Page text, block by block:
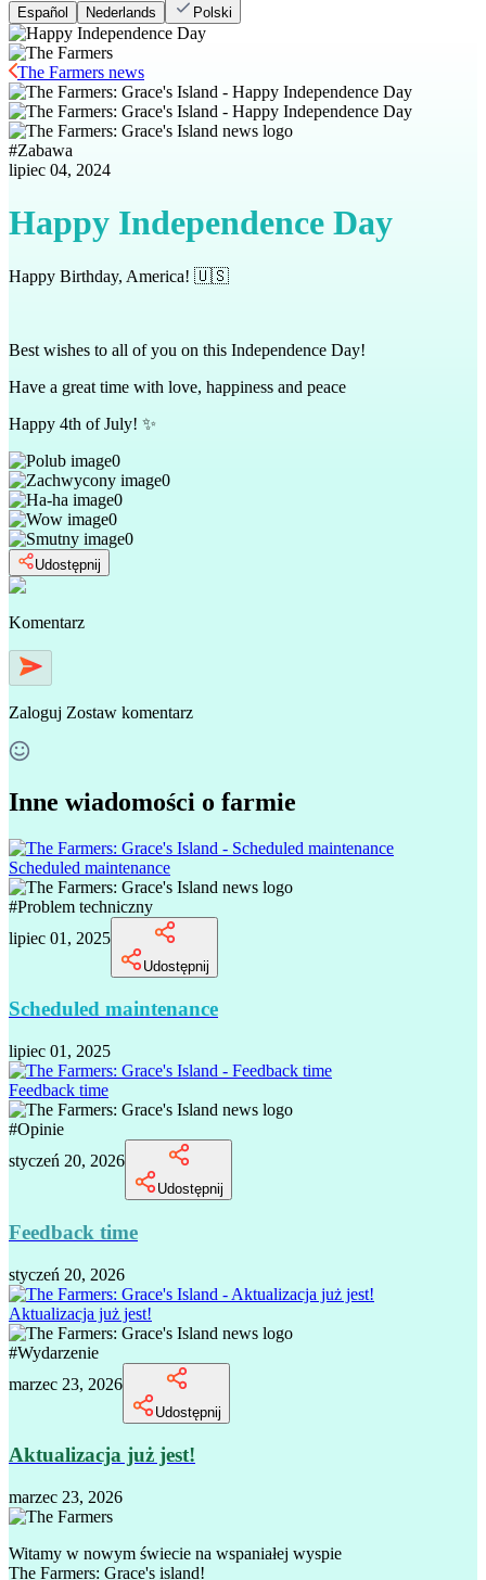
Español
Nederlands Polski
The Farmers news
#Zabawa
lipiec 04, 2024
Happy Independence Day
Happy Birthday, America! 🇺🇸
Best wishes to all of you on this Independence Day!
Have a great time with love, happiness and peace
Happy 4th of July! ✨
0
0
0
0
0
Udostępnij
Komentarz
Zaloguj Zostaw komentarz
Inne wiadomości o farmie
Scheduled maintenance
#Problem techniczny
lipiec 01, 2025
Udostępnij
Scheduled maintenance
lipiec 01, 2025
Feedback time
#Opinie
styczeń 20, 2026
Udostępnij
Feedback time
styczeń 20, 2026
Aktualizacja już jest!
#Wydarzenie
marzec 23, 2026
Udostępnij
Aktualizacja już jest!
marzec 23, 2026
Witamy w nowym świecie na wspaniałej wyspie
The Farmers: Grace's island!